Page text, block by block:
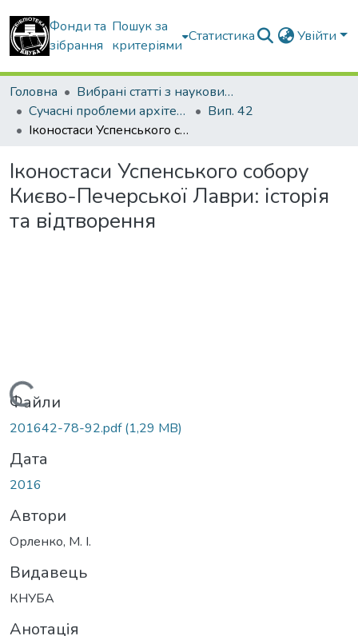
Фонди та
зібрання
Пошук за
критеріями
Статистика Увійти
Головна
Вибрані статті з наукових збірників КНУБА
Сучасні проблеми архітектури та містобудування
Вип. 42
Іконостаси Успенського собору Києво-Печерської Лаври: історія та відтворення
Іконостаси Успенського собору
Києво-Печерської Лаври: історія
та відтворення
Вантажиться...
Файли
201642-78-92.pdf(1,29 MB)
Дата
2016
Автори
Орленко, М. І.
Видавець
КНУБА
Анотація